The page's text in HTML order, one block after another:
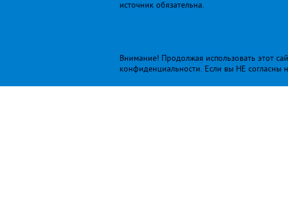
источник обязательна.
Внимание! Продолжая использовать этот
конфиденциальности. Если вы НЕ согласны